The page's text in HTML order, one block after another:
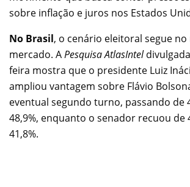
sobre inflação e juros nos Estados
No Brasil, o cenário eleitoral segue
mercado. APesquisa AtlasIntel
feira mostra que o presidente Luiz
ampliou vantagem sobre Flávio
eventual segundo turno, passando de
48,9%, enquanto o senador recuou de
41,8%.